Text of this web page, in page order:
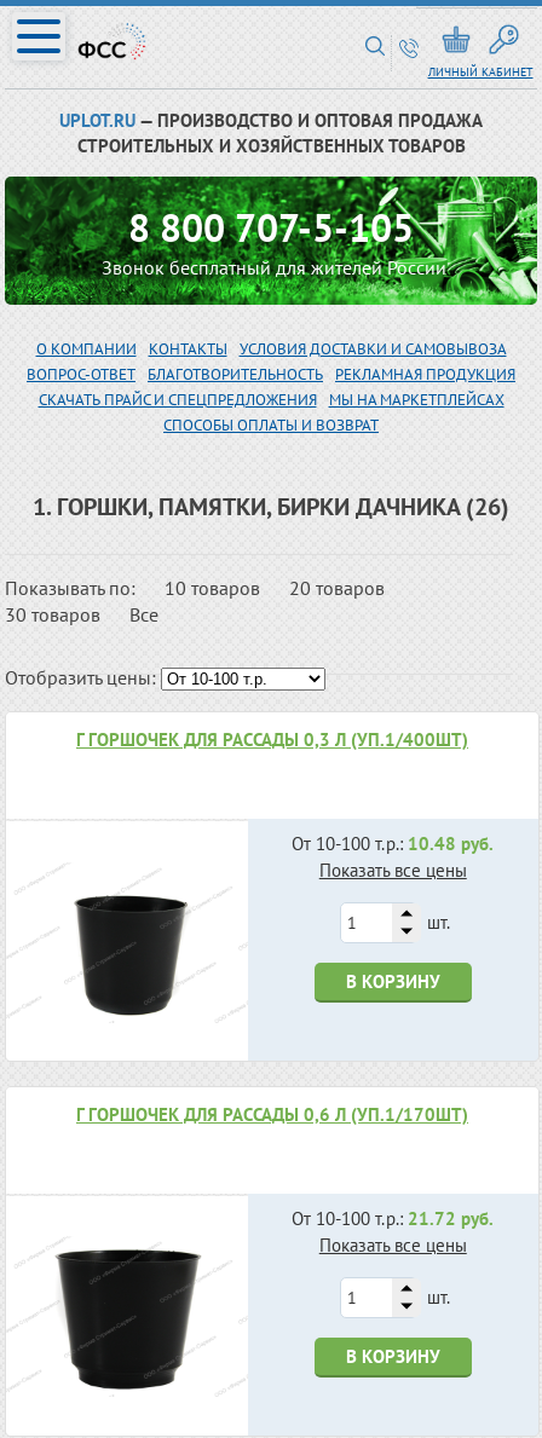
ЛИЧНЫЙ КАБИНЕТ
UPLOT.RU — ПРОИЗВОДСТВО И ОПТОВАЯ ПРОДАЖА
СТРОИТЕЛЬНЫХ И ХОЗЯЙСТВЕННЫХ ТОВАРОВ
8 800 707-5-105
Звонок бесплатный для жителей России
О КОМПАНИИ КОНТАКТЫ
УСЛОВИЯ ДОСТАВКИ И САМОВЫВОЗА
ВОПРОС-ОТВЕТ
БЛАГОТВОРИТЕЛЬНОСТЬ
РЕКЛАМНАЯ ПРОДУКЦИЯ
СКАЧАТЬ ПРАЙС И СПЕЦПРЕДЛОЖЕНИЯ
МЫ НА МАРКЕТПЛЕЙСАХ
СПОСОБЫ ОПЛАТЫ И ВОЗВРАТ
1. ГОРШКИ, ПАМЯТКИ, БИРКИ ДАЧНИКА (26)
Показывать по: 10 товаров
20 товаров
30 товаров
Все
Отобразить цены:
Г ГОРШОЧЕК ДЛЯ РАССАДЫ 0,3 Л (УП.1/400ШТ)
От 10-100 т.р.: 10.48 руб.
Показать все цены
шт.
В КОРЗИНУ
Г ГОРШОЧЕК ДЛЯ РАССАДЫ 0,6 Л (УП.1/170ШТ)
От 10-100 т.р.: 21.72 руб.
Показать все цены
шт.
В КОРЗИНУ